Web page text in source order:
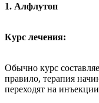
1. Алфлутоп
Курс лечения:
Обычно курс
правило, терапия
переходят на